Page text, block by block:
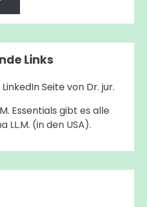
Links
Seite von Dr. jur.
Essentials gibt es alle
LL.M. (in den USA).